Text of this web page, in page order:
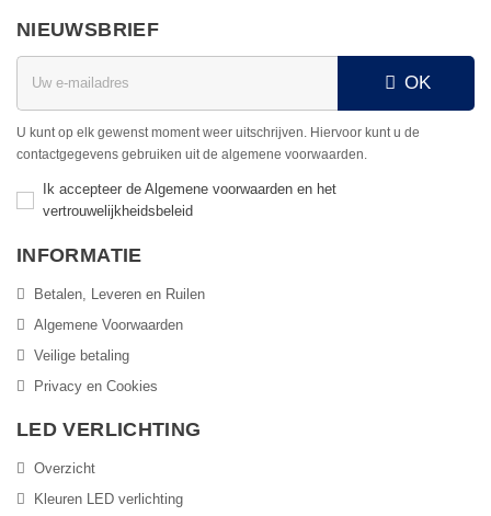
NIEUWSBRIEF
OK
U kunt op elk gewenst moment weer uitschrijven. Hiervoor kunt u de
contactgegevens gebruiken uit de algemene voorwaarden.
Ik accepteer de Algemene voorwaarden en het
vertrouwelijkheidsbeleid
INFORMATIE
Betalen, Leveren en Ruilen
Algemene Voorwaarden
Veilige betaling
Privacy en Cookies
LED VERLICHTING
Overzicht
Kleuren LED verlichting